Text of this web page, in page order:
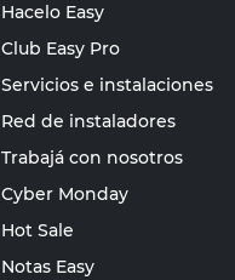
Hacelo Easy
Club Easy Pro
Servicios e instalaciones
Red de instaladores
Trabajá con nosotros
Cyber Monday
Hot Sale
Notas Easy